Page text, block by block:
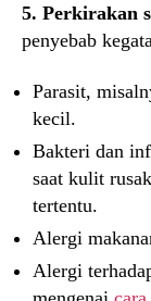
5. Perkirakan
penyebab
Parasit,
kecil.
Bakteri dan
saat kulit
tertentu.
Alergi
Alergi